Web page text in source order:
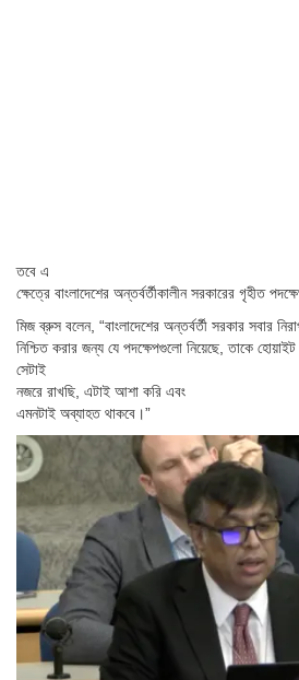
তবে এ
ক্ষেত্রে বাংলাদেশের অন্তর্বর্তীকালীন সরকারের গৃহীত
মিজ ব্রুস বলেন, “বাংলাদেশের অন্তর্বর্তী সরকার সবার
নিশ্চিত করার জন্য যে পদক্ষেপগুলো নিয়েছে, তাকে
সেটাই
নজরে রাখছি, এটাই আশা করি এবং
এমনটাই অব্যাহত থাকবে।”